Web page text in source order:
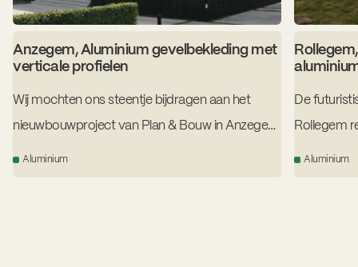
Anzegem, Aluminium gevelbekleding met
verticale profielen
Wij mochten ons steentje bijdragen aan het
nieuwbouwproject van Plan & Bouw in Anzegem
met gevelbekleding op maat. De klant koos
Aluminium
De
Rollegem
cassettes
Aluminium